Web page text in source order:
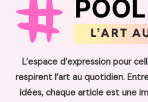
L’espace d’expression pour
respirent l’art au quotidien.
idées, chaque article est une